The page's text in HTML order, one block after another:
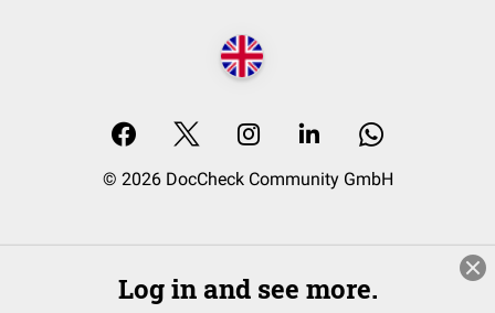
© 2026 DocCheck Community GmbH
Log in and see more.